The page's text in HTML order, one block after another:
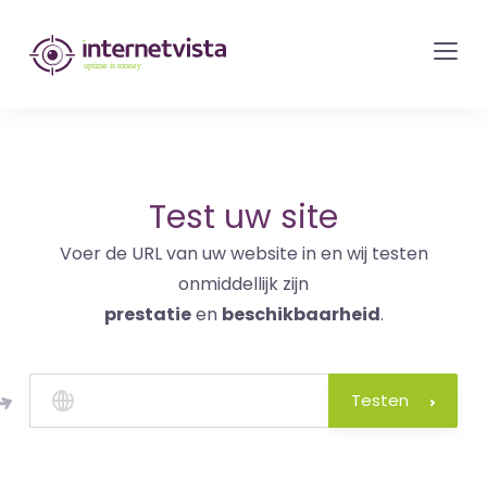
internetvista
monitoring
en
internetdiensten
Uptime
is
money
Test uw site
Voer de URL van uw website in en wij testen
onmiddellijk zijn
prestatieen beschikbaarheid.
Testen